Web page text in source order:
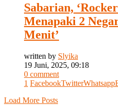
Sabarian,
Menapaki 2
Menit’
written by Slyika
19 Juni, 2025, 09:18
0 comment
1 FacebookTwitterWhatsapp
Load More Posts